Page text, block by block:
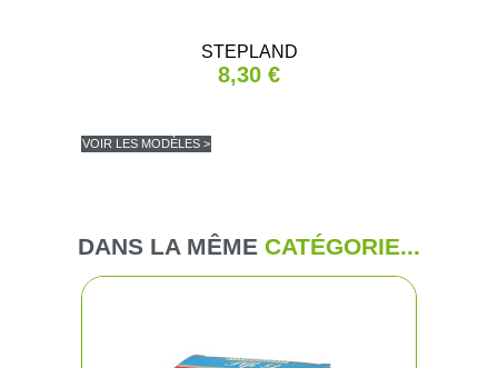
STEPLAND
8,30 €
VOIR LES MODÈLES >
DANS LA MÊME CATÉGORIE...